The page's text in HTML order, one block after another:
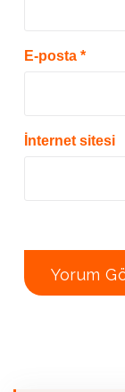
E-posta *
İnternet sitesi